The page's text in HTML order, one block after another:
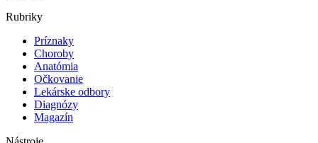
Rubriky
Príznaky
Choroby
Anatómia
Očkovanie
Lekárske odbory
Diagnózy
Magazín